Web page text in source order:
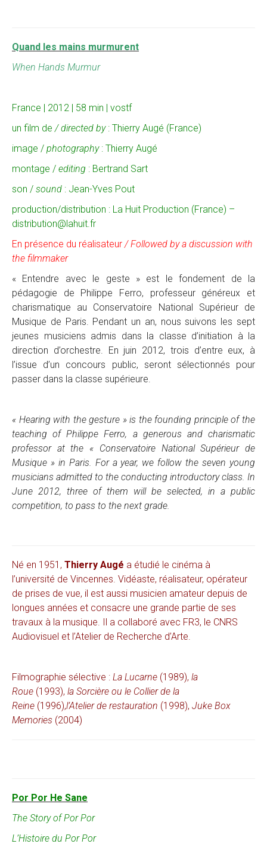
Quand les mains murmurent
When Hands Murmur
France | 2012 | 58 min | vostf
un film de / directed by: Thierry Augé (France)
image / photography: Thierry Augé
montage / editing : Bertrand Sart
son / sound : Jean-Yves Pout
production/distribution : La Huit Production (France) –
distribution@lahuit.fr
En présence du réalisateur / Followed by a discussion with
the filmmaker
« Entendre avec le geste » est le fondement de la
pédagogie de Philippe Ferro, professeur généreux et
charismatique au Conservatoire National Supérieur de
Musique de Paris. Pendant un an, nous suivons les sept
jeunes musiciens admis dans la classe d’initiation à la
direction d’orchestre. En juin 2012, trois d’entre eux, à
l’issue d’un concours public, seront sélectionnés pour
passer dans la classe supérieure.
« Hearing with the gesture » is the founding principle of the
teaching of Philippe Ferro, a generous and charismatic
professor at the « Conservatoire National Supérieur de
Musique » in Paris. For a year, we follow the seven young
musicians admitted to the conducting introductory class. In
June 2012, three of them will be selected, in a public
competition, to pass to the next grade.
Né en 1951, Thierry Augé a étudié le cinéma à
l’université de Vincennes. Vidéaste, réalisateur, opérateur
de prises de vue, il est aussi musicien amateur depuis de
longues années et consacre une grande partie de ses
travaux à la musique. Il a collaboré avec FR3, le CNRS
Audiovisuel et l’Atelier de Recherche d’Arte.
Filmographie sélective : La Lucarne (1989), la
Roue (1993), la Sorcière ou le Collier de la
Reine (1996),l’Atelier de restauration (1998), Juke Box
Memories (2004)
Por Por He Sane
The Story of Por Por
L’Histoire du Por Por